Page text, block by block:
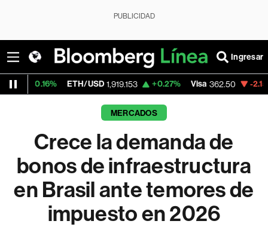
PUBLICIDAD
Ingresar
ETH/USD 1,919.153 +0.27% Visa 362.50 -2.15%
MERCADOS
Crece la demanda de
bonos de infraestructura
en Brasil ante temores de
impuesto en 2026